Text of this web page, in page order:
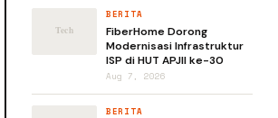
BERITA
FiberHome Dorong
Modernisasi Infrastruktur
ISP di HUT APJII ke-30
Aug 7, 2026
BERITA